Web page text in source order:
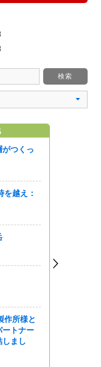
つくっ
越え：
作所様と
ートナー
しまし